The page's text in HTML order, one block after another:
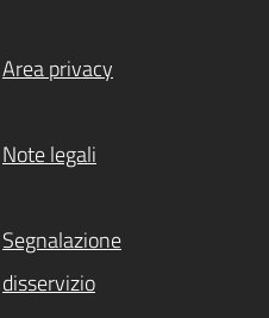
Area privacy
Note legali
Segnalazione
disservizio